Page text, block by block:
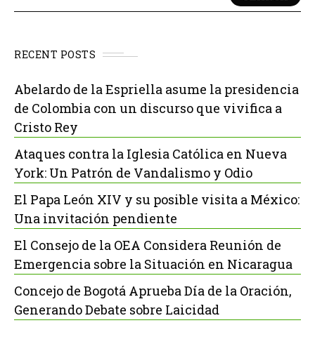
RECENT POSTS
Abelardo de la Espriella asume la presidencia
de Colombia con un discurso que vivifica a
Cristo Rey
Ataques contra la Iglesia Católica en Nueva
York: Un Patrón de Vandalismo y Odio
El Papa León XIV y su posible visita a México:
Una invitación pendiente
El Consejo de la OEA Considera Reunión de
Emergencia sobre la Situación en Nicaragua
Concejo de Bogotá Aprueba Día de la Oración,
Generando Debate sobre Laicidad